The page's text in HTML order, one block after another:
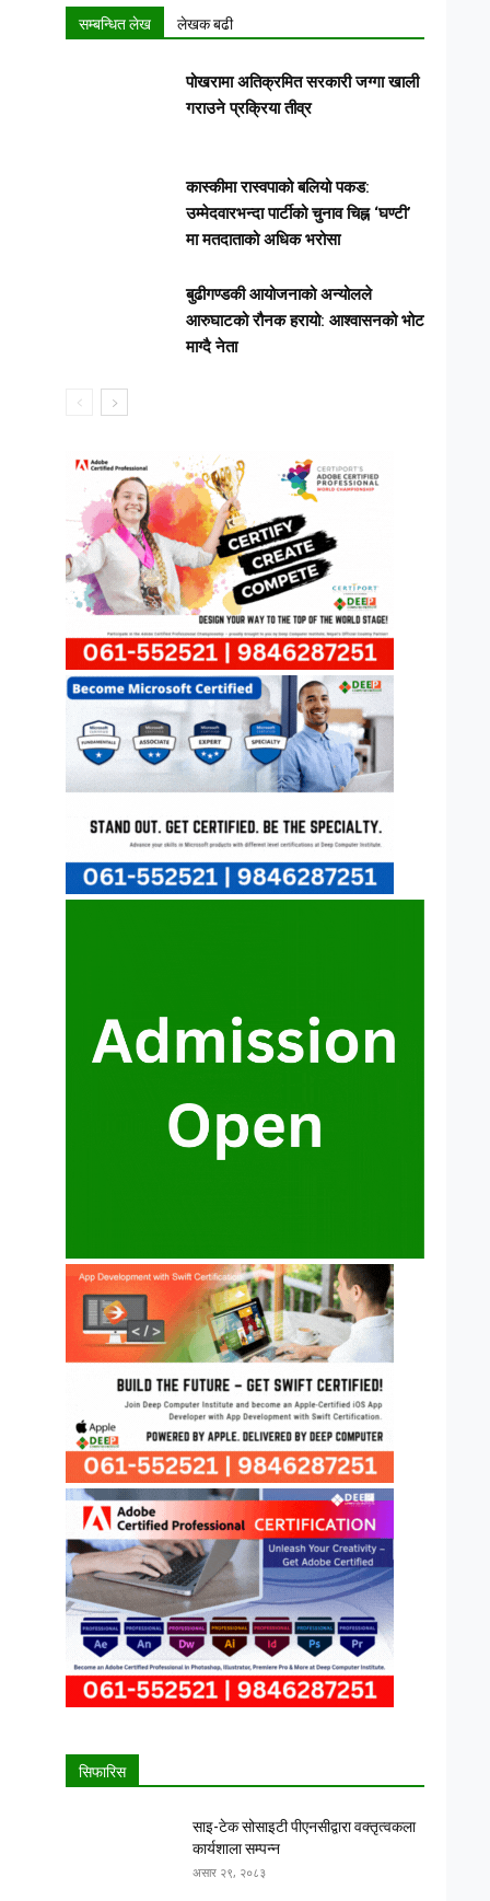
सम्बन्धित लेख लेखक बढी
पोखरामा अतिक्रमित सरकारी जग्गा खाली
गराउने प्रक्रिया तीव्र
कास्कीमा रास्वपाको बलियो पकड:
उम्मेदवारभन्दा पार्टीको चुनाव चिह्न ‘घण्टी’
मा मतदाताको अधिक भरोसा
बुढीगण्डकी आयोजनाको अन्योलले
आरुघाटको रौनक हरायो: आश्वासनको भोट
माग्दै नेता
सिफारिस
साइ-टेक सोसाइटी पीएनसीद्वारा वक्तृत्वकला
कार्यशाला सम्पन्न
असार २९, २०८३